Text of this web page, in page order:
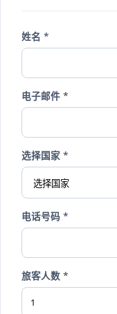
姓名 *
电子邮件 *
选择国家 *
电话号码 *
旅客人数 *